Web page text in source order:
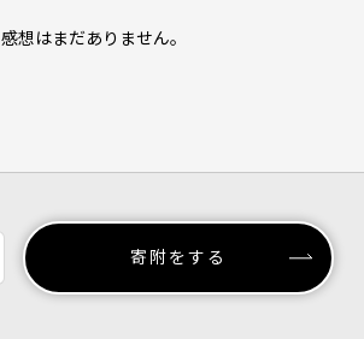
感想はまだありません。
寄附をする